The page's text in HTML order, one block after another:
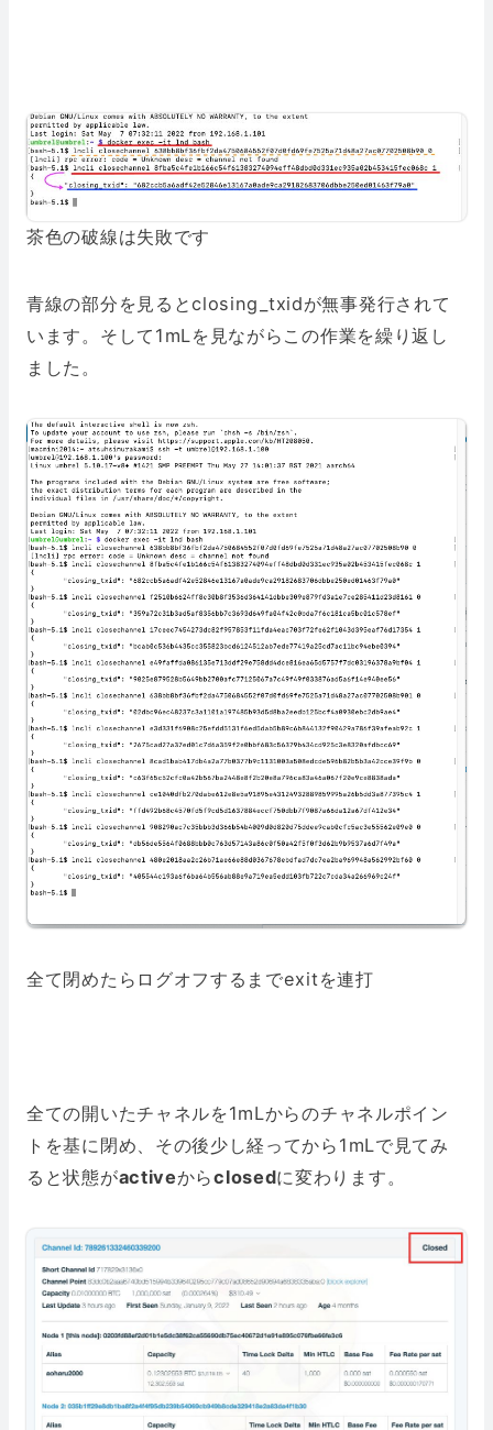
茶色の破線は失敗です
青線の部分を見るとclosing_txidが無事発行されて
います。そして1mLを見ながらこの作業を繰り返し
ました。
全て閉めたらログオフするまでexitを連打
全ての開いたチャネルを1mLからのチャネルポイン
トを基に閉め、その後少し経ってから1mLで見てみ
ると状態がactiveからclosedに変わります。